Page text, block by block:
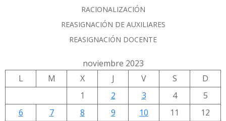
RACIONALIZACIÓN
REASIGNACIÓN DE AUXILIARES
REASIGNACIÓN DOCENTE
noviembre 2023
L
M X J V S
D
1
2 3 4
5
6
7 8 9 10 11
12